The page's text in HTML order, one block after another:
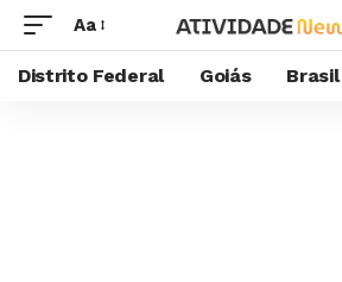
Aa
Distrito Federal Goiás Brasil